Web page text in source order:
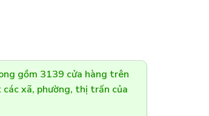
gồm 3139 cửa hàng trên
xã, phường, thị trấn của